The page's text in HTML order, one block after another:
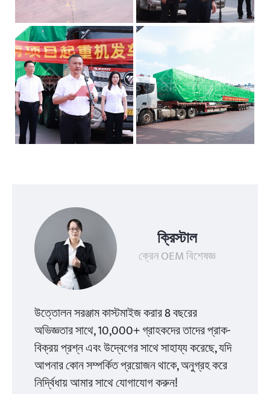
ক্রিস্টাল
ক্রেন OEM বিশেষজ্ঞ
উত্তোলন সরঞ্জাম কাস্টমাইজ করার 8 বছরের
অভিজ্ঞতার সাথে, 10,000+ গ্রাহকদের তাদের প্রাক-
বিক্রয় প্রশ্ন এবং উদ্বেগের সাথে সাহায্য করেছে, যদি
আপনার কোন সম্পর্কিত প্রয়োজন থাকে, অনুগ্রহ করে
নির্দ্বিধায় আমার সাথে যোগাযোগ করুন!